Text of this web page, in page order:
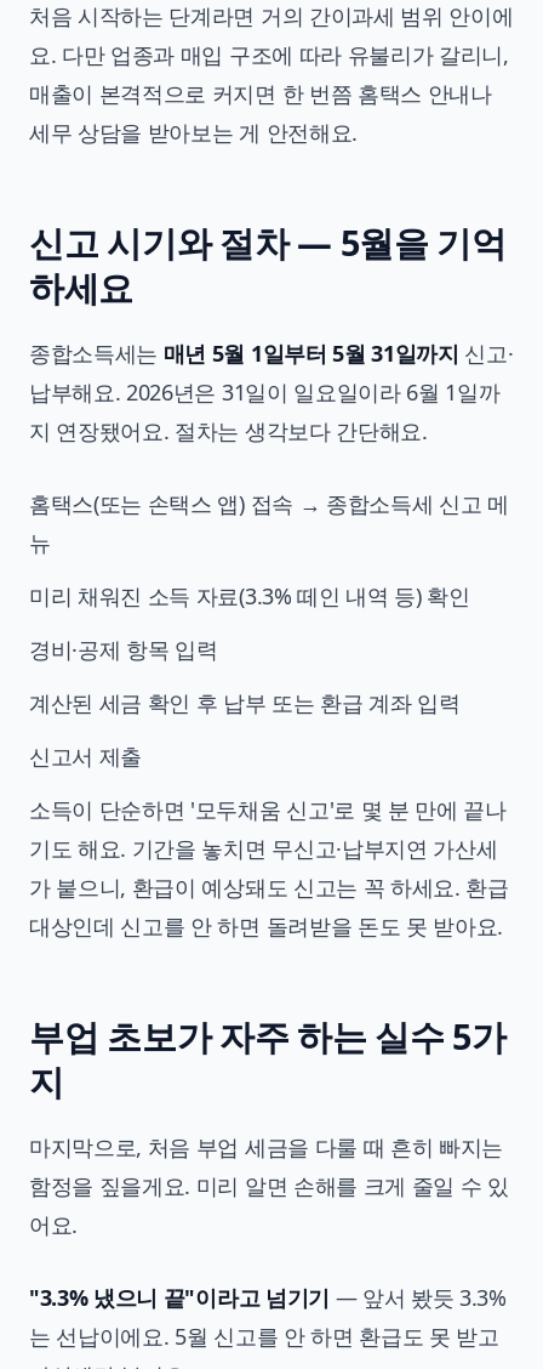
처음 시작하는 단계라면 거의 간이과세 범위 안이에
요. 다만 업종과 매입 구조에 따라 유불리가 갈리니,
매출이 본격적으로 커지면 한 번쯤 홈택스 안내나
세무 상담을 받아보는 게 안전해요.
신고 시기와 절차 — 5월을 기억
하세요
종합소득세는 매년 5월 1일부터 5월 31일까지 신고·
납부해요. 2026년은 31일이 일요일이라 6월 1일까
지 연장됐어요. 절차는 생각보다 간단해요.
홈택스(또는 손택스 앱) 접속 → 종합소득세 신고 메
뉴
미리 채워진 소득 자료(3.3% 떼인 내역 등) 확인
경비·공제 항목 입력
계산된 세금 확인 후 납부 또는 환급 계좌 입력
신고서 제출
소득이 단순하면 '모두채움 신고'로 몇 분 만에 끝나
기도 해요. 기간을 놓치면 무신고·납부지연 가산세
가 붙으니, 환급이 예상돼도 신고는 꼭 하세요. 환급
대상인데 신고를 안 하면 돌려받을 돈도 못 받아요.
부업 초보가 자주 하는 실수 5가
지
마지막으로, 처음 부업 세금을 다룰 때 흔히 빠지는
함정을 짚을게요. 미리 알면 손해를 크게 줄일 수 있
어요.
"3.3% 냈으니 끝"이라고 넘기기 — 앞서 봤듯 3.3%
는 선납이에요. 5월 신고를 안 하면 환급도 못 받고